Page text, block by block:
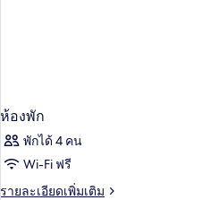
ห้องพัก
พักได้ 4 คน
Wi-Fi ฟรี
รายละเอียดเพิ่มเติม
ราย